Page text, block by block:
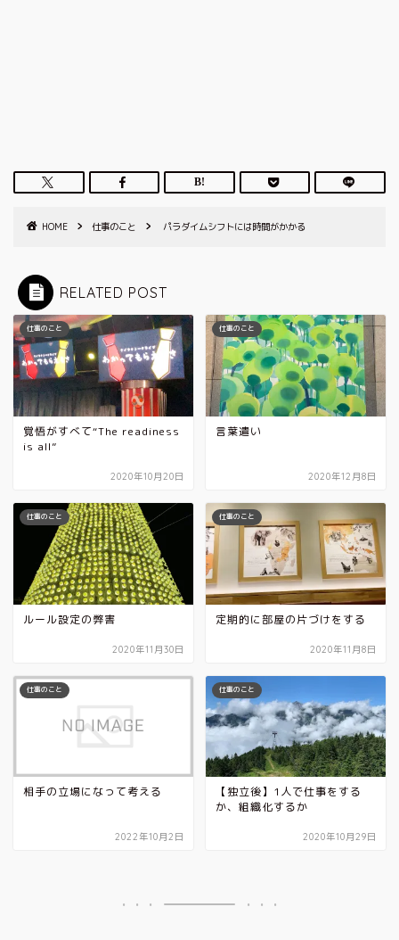
HOME 仕事のこと パラダイムシフトには時間がかかる
RELATED POST
仕事のこと
覚悟がすべて“The readiness
is all”
2020年10月20日
仕事のこと
言葉遣い
2020年12月8日
仕事のこと
ルール設定の弊害
2020年11月30日
仕事のこと
定期的に部屋の片づけをする
2020年11月8日
仕事のこと
相手の立場になって考える
2022年10月2日
仕事のこと
【独立後】1人で仕事をする
か、組織化するか
2020年10月29日